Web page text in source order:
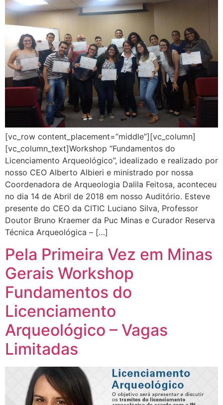
[vc_row content_placement=”middle”][vc_column]
[vc_column_text]Workshop “Fundamentos do
Licenciamento Arqueológico”, idealizado e realizado por
nosso CEO Alberto Albieri e ministrado por nossa
Coordenadora de Arqueologia Dalila Feitosa, aconteceu
no dia 14 de Abril de 2018 em nosso Auditório. Esteve
presente do CEO da CITIC Luciano Silva, Professor
Doutor Bruno Kraemer da Puc Minas e Curador Reserva
Técnica Arqueológica – […]
Pela Primeira Vez em Minas
Gerais Workshop
Fundamentos do
Licenciamento
Arqueológico – Vagas
Limitadas